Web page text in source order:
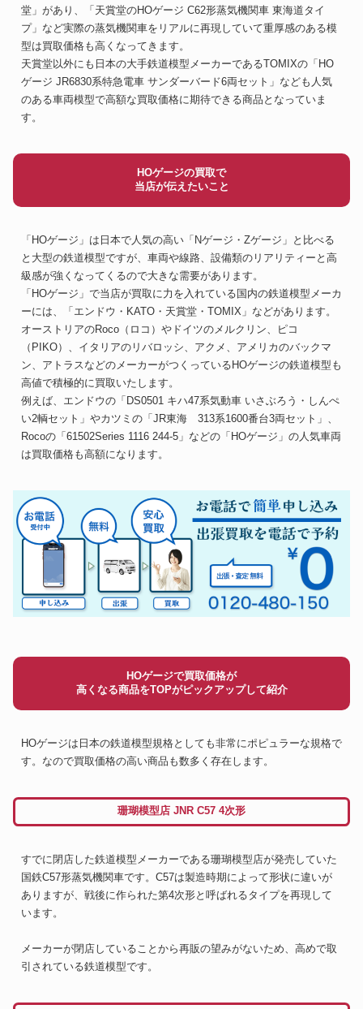
堂」があり、「天賞堂のHOゲージ C62形蒸気機関車 東海道タイ
プ」など実際の蒸気機関車をリアルに再現していて重厚感のある模
型は買取価格も高くなってきます。
天賞堂以外にも日本の大手鉄道模型メーカーであるTOMIXの「HO
ゲージ JR6830系特急電車 サンダーバード6両セット」なども人気
のある車両模型で高額な買取価格に期待できる商品となっていま
す。
HOゲージの買取で
当店が伝えたいこと
「HOゲージ」は日本で人気の高い「Nゲージ・Zゲージ」と比べる
と大型の鉄道模型ですが、車両や線路、設備類のリアリティーと高
級感が強くなってくるので大きな需要があります。
「HOゲージ」で当店が買取に力を入れている国内の鉄道模型メーカ
ーには、「エンドウ・KATO・天賞堂・TOMIX」などがあります。
オーストリアのRoco（ロコ）やドイツのメルクリン、ピコ
（PIKO）、イタリアのリバロッシ、アクメ、アメリカのバックマ
ン、アトラスなどのメーカーがつくっているHOゲージの鉄道模型も
高値で積極的に買取いたします。
例えば、エンドウの「DS0501 キハ47系気動車 いさぶろう・しんぺ
い2輌セット」やカツミの「JR東海 313系1600番台3両セット」、
Rocoの「61502Series 1116 244-5」などの「HOゲージ」の人気車両
は買取価格も高額になります。
HOゲージで買取価格が
高くなる商品をTOPがピックアップして紹介
HOゲージは日本の鉄道模型規格としても非常にポピュラーな規格で
す。なので買取価格の高い商品も数多く存在します。
珊瑚模型店 JNR C57 4次形
すでに閉店した鉄道模型メーカーである珊瑚模型店が発売していた
国鉄C57形蒸気機関車です。C57は製造時期によって形状に違いが
ありますが、戦後に作られた第4次形と呼ばれるタイプを再現して
います。
メーカーが閉店していることから再販の望みがないため、高めで取
引されている鉄道模型です。